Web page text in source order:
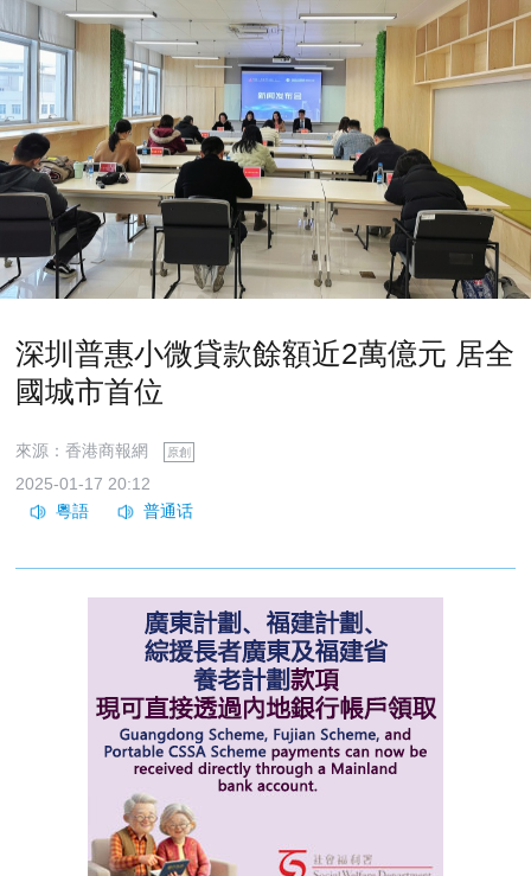
深圳普惠小微貸款餘額近2萬億元 居全
國城市首位
來源：香港商報網 原創
2025-01-17 20:12